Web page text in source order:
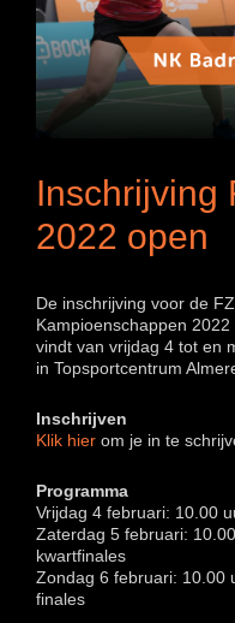
Inschrijving
2022 open
De inschrijving voor de
Kampioenschappen
vindt van vrijdag 4 tot en
in Topsportcentrum
Inschrijven
Klik hier om je in te
Programma
Vrijdag 4 februari: 10.00
Zaterdag 5 februari:
kwartfinales
Zondag 6 februari: 10.00
finales